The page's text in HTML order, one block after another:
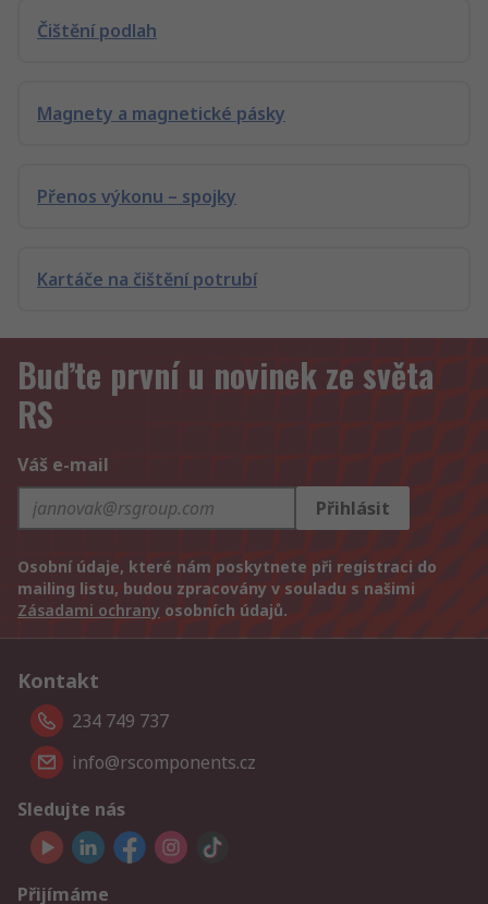
Čištění podlah
Magnety a magnetické pásky
Přenos výkonu – spojky
Kartáče na čištění potrubí
Buďte první u novinek ze světa
RS
Váš e-mail
Přihlásit
Osobní údaje, které nám poskytnete při registraci do
mailing listu, budou zpracovány v souladu s našimi
Zásadami ochrany osobních údajů.
Kontakt
234 749 737
info@rscomponents.cz
Sledujte nás
Přijímáme